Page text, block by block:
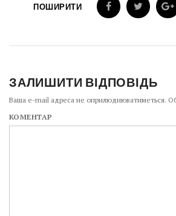
ПОШИРИТИ
ЗАЛИШИТИ ВІДПОВІДЬ
Ваша e-mail адреса не оприлюднюватиметься.
КОМЕНТАР